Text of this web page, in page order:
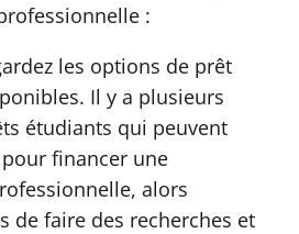
:
les options de prêt
Il y a plusieurs
étudiants qui peuvent
financer une
alors
de faire des recherches et